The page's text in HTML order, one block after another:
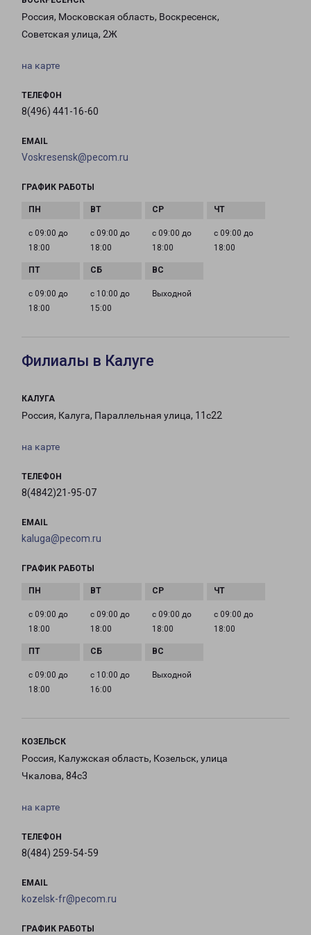
Россия, Московская область, Воскресенск,
Советская улица, 2Ж
на карте
ТЕЛЕФОН
8(496) 441-16-60
EMAIL
Voskresensk@pecom.ru
ГРАФИК РАБОТЫ
с 09:00 до
18:00
с 09:00 до
18:00
с 09:00 до
18:00
с 09:00 до
18:00
с 09:00 до
18:00
с 10:00 до
15:00
Выходной
Филиалы в Калуге
КАЛУГА
Россия, Калуга, Параллельная улица, 11с22
на карте
ТЕЛЕФОН
8(4842)21-95-07
EMAIL
kaluga@pecom.ru
ГРАФИК РАБОТЫ
с 09:00 до
18:00
с 09:00 до
18:00
с 09:00 до
18:00
с 09:00 до
18:00
с 09:00 до
18:00
с 10:00 до
16:00
Выходной
КОЗЕЛЬСК
Россия, Калужская область, Козельск, улица
Чкалова, 84с3
на карте
ТЕЛЕФОН
8(484) 259-54-59
EMAIL
kozelsk-fr@pecom.ru
ГРАФИК РАБОТЫ